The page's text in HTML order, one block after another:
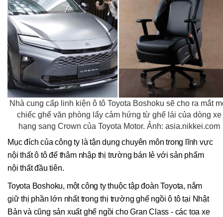
Nhà cung cấp linh kiện ô tô Toyota Boshoku sẽ cho ra mắt
chiếc ghế văn phòng lấy cảm hứng từ ghế lái của dòng xe
hạng sang Crown của Toyota Motor. Ảnh: asia.nikkei.com
Mục đích của công ty là tận dụng chuyên môn trong lĩnh vực
nội thất ô tô để thâm nhập thị trường bán lẻ với sản phẩm
nội thất đầu tiên.
Toyota Boshoku, một công ty thuộc tập đoàn Toyota, nắm
giữ thị phần lớn nhất trong thị trường ghế ngồi ô tô tại Nhật
Bản và cũng sản xuất ghế ngồi cho Gran Class - các toa xe